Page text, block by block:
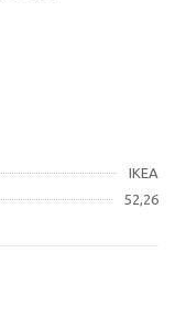
IKEA
52,26